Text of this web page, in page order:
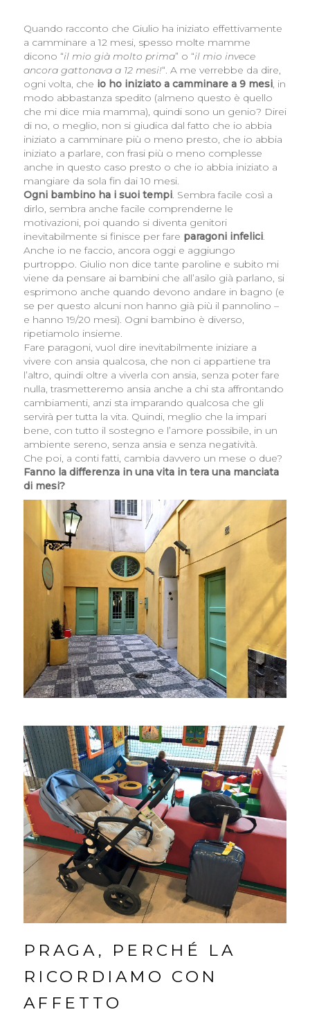
Quando racconto che Giulio ha iniziato effettivamente
a camminare a 12 mesi, spesso molte mamme
dicono “il mio già molto prima” o “il mio invece
ancora gattonava a 12 mesi!“. A me verrebbe da dire,
ogni volta, che io ho iniziato a camminare a 9 mesi, in
modo abbastanza spedito (almeno questo è quello
che mi dice mia mamma), quindi sono un genio? Direi
di no, o meglio, non si giudica dal fatto che io abbia
iniziato a camminare più o meno presto, che io abbia
iniziato a parlare, con frasi più o meno complesse
anche in questo caso presto o che io abbia iniziato a
mangiare da sola fin dai 10 mesi.
Ogni bambino ha i suoi tempi. Sembra facile così a
dirlo, sembra anche facile comprenderne le
motivazioni, poi quando si diventa genitori
inevitabilmente si finisce per fare paragoni infelici.
Anche io ne faccio, ancora oggi e aggiungo
purtroppo. Giulio non dice tante paroline e subito mi
viene da pensare ai bambini che all’asilo già parlano, si
esprimono anche quando devono andare in bagno (e
se per questo alcuni non hanno già più il pannolino –
e hanno 19/20 mesi). Ogni bambino è diverso,
ripetiamolo insieme.
Fare paragoni, vuol dire inevitabilmente iniziare a
vivere con ansia qualcosa, che non ci appartiene tra
l’altro, quindi oltre a viverla con ansia, senza poter fare
nulla, trasmetteremo ansia anche a chi sta affrontando
cambiamenti, anzi sta imparando qualcosa che gli
servirà per tutta la vita. Quindi, meglio che la impari
bene, con tutto il sostegno e l’amore possibile, in un
ambiente sereno, senza ansia e senza negatività.
Che poi, a conti fatti, cambia davvero un mese o due?
Fanno la differenza in una vita in tera una manciata
di mesi?
PRAGA, PERCHÉ LA
RICORDIAMO CON
AFFETTO